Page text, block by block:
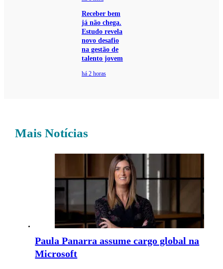
Receber bem
já não chega.
Estudo revela
novo desafio
na gestão de
talento jovem
há 2 horas
Mais Notícias
Paula Panarra assume cargo global na
Microsoft